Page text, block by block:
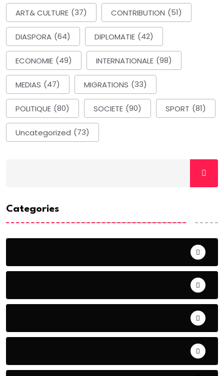
ART& CULTURE (37) CONTRIBUTION (51)
DIASPORA (64) DIPLOMATIE (42)
ECONOMIE (49) INTERNATIONALE (98)
MEDIAS (47) MIGRATIONS (33)
POLITIQUE (80) SOCIETE (90) SPORT (81)
Uncategorized (73)
Categories